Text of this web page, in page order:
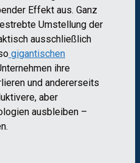
Effekt aus. Ganz
Umstellung der
ausschließlich
gigantischen
ihre
und andererseits
aber
ausbleiben –